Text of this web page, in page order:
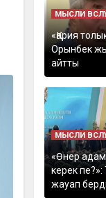
МЫСЛИ
«Қария
Орынбек
айтты
МЫСЛИ
«Өнер
керек
жауап берді